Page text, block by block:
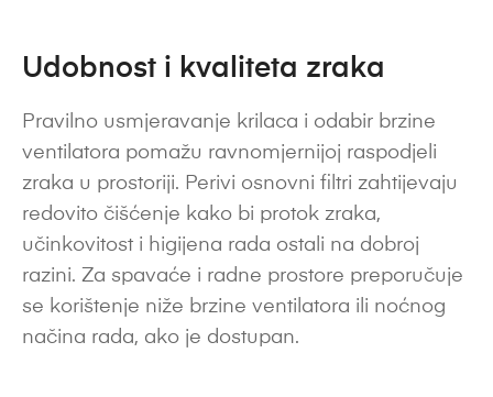
Udobnost i kvaliteta zraka
Pravilno usmjeravanje krilaca i odabir brzine
ventilatora pomažu ravnomjernijoj raspodjeli
zraka u prostoriji. Perivi osnovni filtri zahtijevaju
redovito čišćenje kako bi protok zraka,
učinkovitost i higijena rada ostali na dobroj
razini. Za spavaće i radne prostore preporučuje
se korištenje niže brzine ventilatora ili noćnog
načina rada, ako je dostupan.